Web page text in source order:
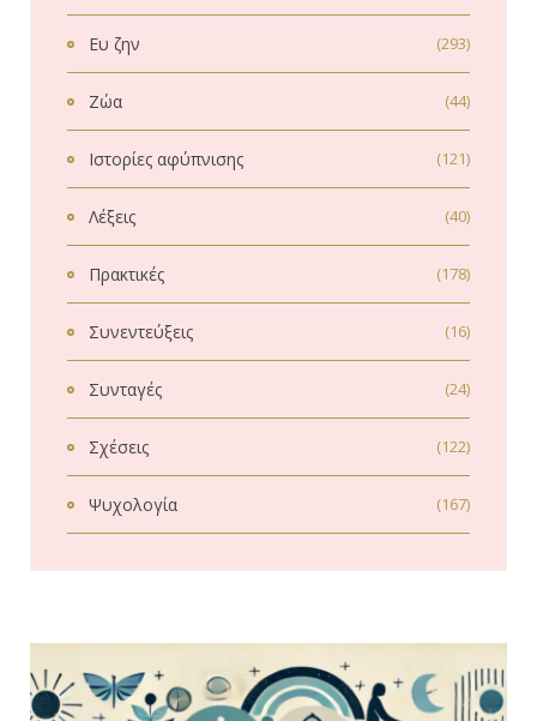
Ευ ζην (293)
Ζώα (44)
Ιστορίες αφύπνισης (121)
Λέξεις (40)
Πρακτικές (178)
Συνεντεύξεις (16)
Συνταγές (24)
Σχέσεις (122)
Ψυχολογία (167)